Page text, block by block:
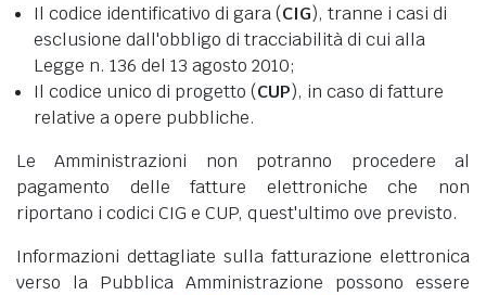
Il codice identificativo di gara (CIG), tranne i casi di
esclusione dall'obbligo di tracciabilità di cui alla
Legge n. 136 del 13 agosto 2010;
Il codice unico di progetto (CUP), in caso di fatture
relative a opere pubbliche.
Le Amministrazioni non potranno procedere al
pagamento delle fatture elettroniche che non
riportano i codici CIG e CUP, quest'ultimo ove previsto.
Informazioni dettagliate sulla fatturazione elettronica
verso la Pubblica Amministrazione possono essere